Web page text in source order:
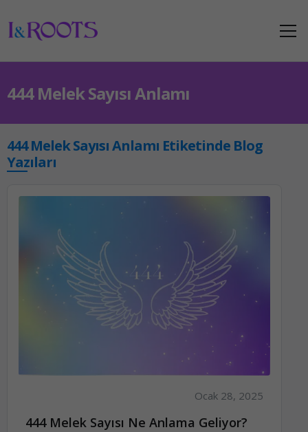
444 Melek Sayısı Anlamı
444 Melek Sayısı Anlamı Etiketinde Blog
Yazıları
Ocak 28, 2025
444 Melek Sayısı Ne Anlama Geliyor?